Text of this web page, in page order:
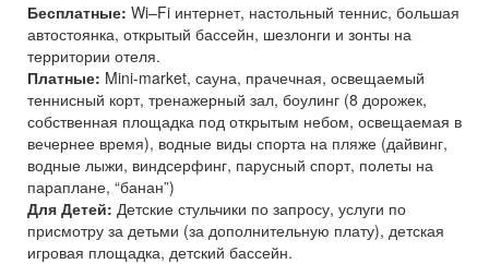
Бесплатные: Wi–Fi интернет, настольный теннис, большая
автостоянка, открытый бассейн, шезлонги и зонты на
территории отеля.
Платные: Mini-market, сауна, прачечная, освещаемый
теннисный корт, тренажерный зал, боулинг (8 дорожек,
собственная площадка под открытым небом, освещаемая в
вечернее время), водные виды спорта на пляже (дайвинг,
водные лыжи, виндсерфинг, парусный спорт, полеты на
параплане, “банан”)
Для Детей: Детские стульчики по запросу, услуги по
присмотру за детьми (за дополнительную плату), детская
игровая площадка, детский бассейн.